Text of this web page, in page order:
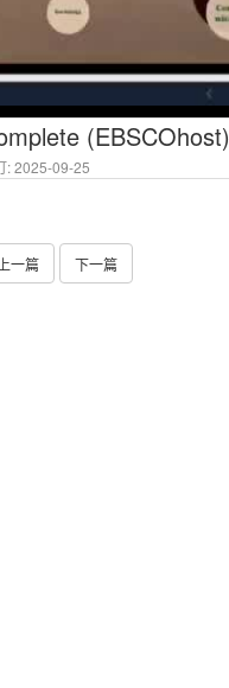
(EBSCOhost)
: 2025-09-25
上一篇 下一篇